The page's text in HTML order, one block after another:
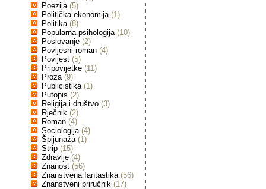
Poezija (5)
Politička ekonomija (1)
Politika (8)
Popularna psihologija (10)
Poslovanje (2)
Povijesni roman (4)
Povijest (5)
Pripovijetke (11)
Proza (9)
Publicistika (1)
Putopis (2)
Religija i društvo (3)
Rječnik (2)
Roman (4)
Sociologija (4)
Špijunaža (1)
Strip (15)
Zdravlje (4)
Znanost (56)
Znanstvena fantastika (56)
Znanstveni priručnik (17)